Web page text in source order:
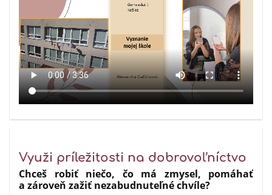
Využi príležitosti na dobrovoľníctvo
Chceš robiť niečo, čo má zmysel, pomáhať
a zároveň zažiť nezabudnuteľné chvíle?